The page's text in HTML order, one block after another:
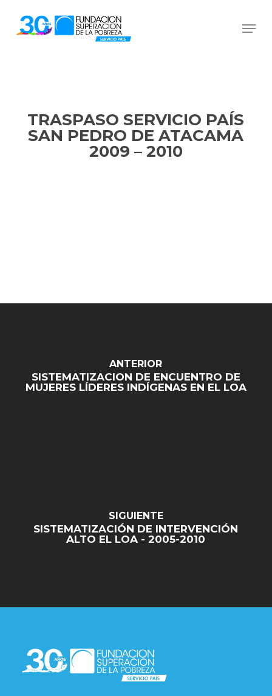
TRASPASO SERVICIO PAÍS
SAN PEDRO DE ATACAMA
2009 – 2010
ANTERIOR
SISTEMATIZACION DE ENCUENTRO DE
MUJERES LÍDERES INDÍGENAS EN EL LOA
SIGUIENTE
SISTEMATIZACIÓN DE INTERVENCIÓN
ALTO EL LOA - 2005-2010